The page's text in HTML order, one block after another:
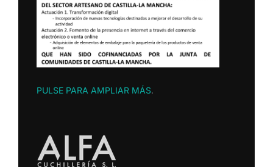
PULSE PARA AMPLIAR MÁS.